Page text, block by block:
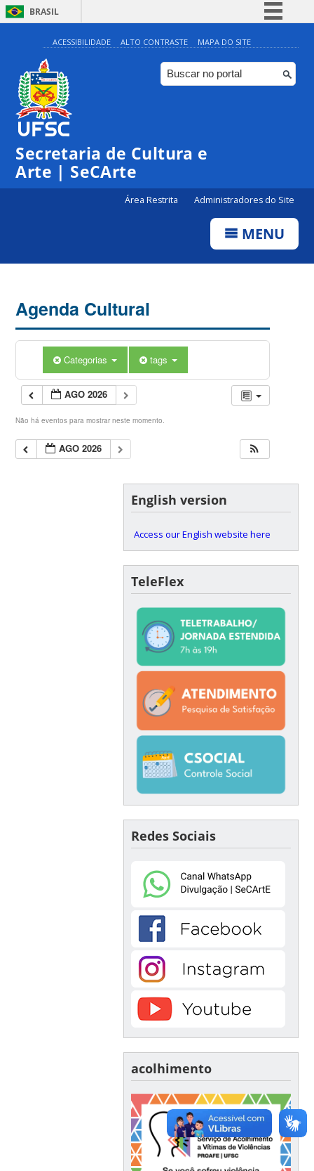
BRASIL
Simplifique!
Comunica BR
Participe
ACESSIBILIDADE ALTO CONTRASTE MAPA DO SITE
Secretaria de Cultura e
Arte | SeCArte
Área Restrita Administradores do Site
MENU
Agenda Cultural
Categorias tags
AGO 2026
Não há eventos para mostrar neste momento.
AGO 2026
English version
Access our English website here
TeleFlex
Redes Sociais
acolhimento